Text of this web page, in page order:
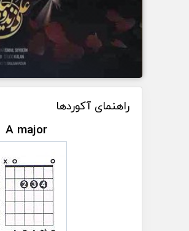
راهنمای آکوردها
A major